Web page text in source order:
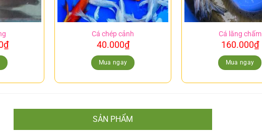
₫
Cá chép cảnh
40.000₫
Mua ngay
Cá lăng chấm
160.000₫
Mua ngay
SẢN PHẨM